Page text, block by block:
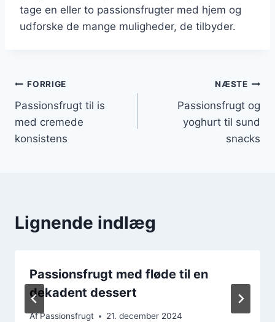
tage en eller to passionsfrugter med hjem og
udforske de mange muligheder, de tilbyder.
Indlægsnavigation
FORRIGE
Passionsfrugt til is
med cremede
konsistens
NÆSTE
Passionsfrugt og
yoghurt til sund
snacks
Lignende indlæg
Passionsfrugt med fløde til en
dekadent dessert
AfPassionsfrugt 21. december 2024